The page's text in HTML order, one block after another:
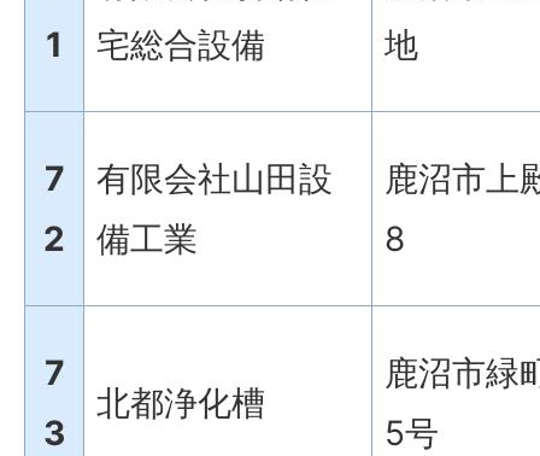
1
宅総合設備
地
7
2
有限会社山田設
備工業
鹿沼市上
8
7
3
北都浄化槽
鹿沼市緑
5号